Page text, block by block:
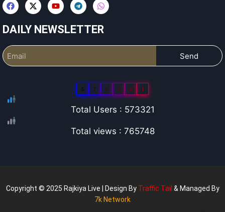
DAILY NEWSLETTER
Send
5 7 3 3 2 1
Total Users : 573321
Total views : 765748
Copyright © 2025 Rajkiya Live | Design By Traffic Tail & Managed By
7k Network